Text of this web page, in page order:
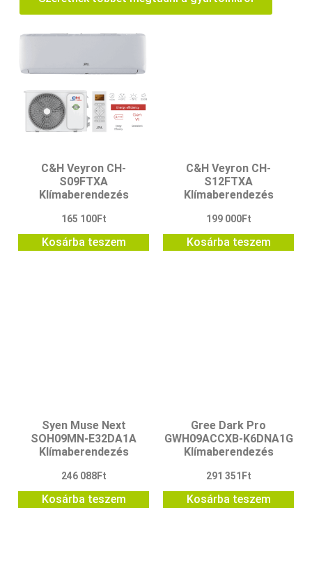
C&H Veyron CH-
S09FTXA
Klímaberendezés
165 100Ft
Kosárba teszem
C&H Veyron CH-
S12FTXA
Klímaberendezés
199 000Ft
Kosárba teszem
Syen Muse Next
SOH09MN-E32DA1A
Klímaberendezés
246 088Ft
Kosárba teszem
Gree Dark Pro
GWH09ACCXB-K6DNA1G
Klímaberendezés
291 351 Ft
Kosárba teszem